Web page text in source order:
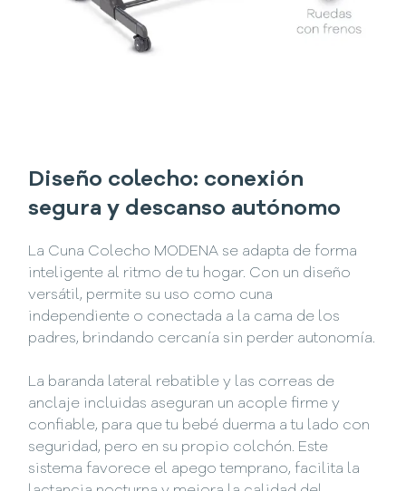
Diseño colecho: conexión
segura y descanso autónomo
La Cuna Colecho MODENA se adapta de forma
inteligente al ritmo de tu hogar. Con un diseño
versátil, permite su uso como cuna
independiente o conectada a la cama de los
padres, brindando cercanía sin perder autonomía.
La baranda lateral rebatible y las correas de
anclaje incluidas aseguran un acople firme y
confiable, para que tu bebé duerma a tu lado con
seguridad, pero en su propio colchón. Este
sistema favorece el apego temprano, facilita la